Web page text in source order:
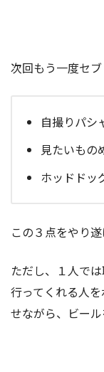
次回もう一度セ
自撮りパシ
見たいもの
ホッドドッ
この３点をやり
ただし、１人で
行ってくれる人
せながら、ビール